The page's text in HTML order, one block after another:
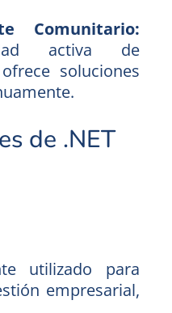
Comunitario:
activa de
soluciones
de .NET
utilizado para
empresarial,